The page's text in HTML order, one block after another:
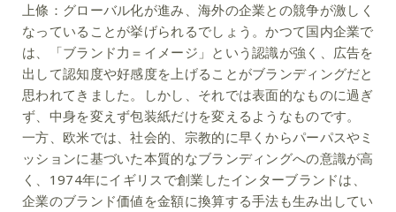
上條： グローバル化が進み、海外の企業との競争が激しく
なっていることが挙げられるでしょう。かつて国内企業で
は、「ブランド力＝イメージ」という認識が強く、広告を
出して認知度や好感度を上げることがブランディングだと
思われてきました。しかし、それでは表面的なものに過ぎ
ず、中身を変えず包装紙だけを変えるようなものです。
一方、欧米では、社会的、宗教的に早くからパーパスやミ
ッションに基づいた本質的なブランディングへの意識が高
く、1974年にイギリスで創業したインターブランドは、
企業のブランド価値を金額に換算する手法も生み出してい